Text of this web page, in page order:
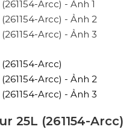
25L (261154-Arcc)